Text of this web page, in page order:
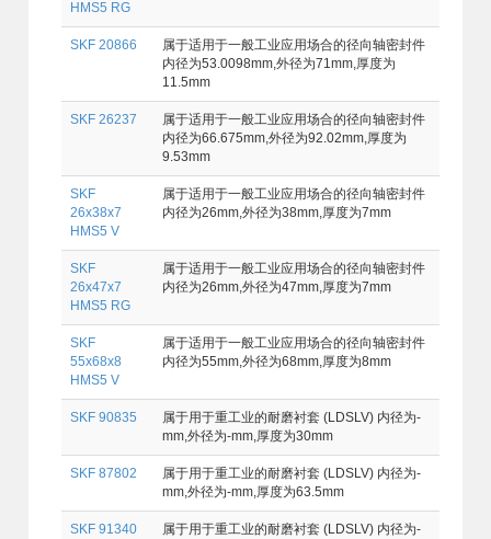
HMS5 RG
SKF 20866
属于适用于一般工业应用场合的径向轴密封件
内径为53.0098mm,外径为71mm,厚度为
11.5mm
SKF 26237
属于适用于一般工业应用场合的径向轴密封件
内径为66.675mm,外径为92.02mm,厚度为
9.53mm
SKF
26x38x7
HMS5 V
属于适用于一般工业应用场合的径向轴密封件
内径为26mm,外径为38mm,厚度为7mm
SKF
26x47x7
HMS5 RG
属于适用于一般工业应用场合的径向轴密封件
内径为26mm,外径为47mm,厚度为7mm
SKF
55x68x8
HMS5 V
属于适用于一般工业应用场合的径向轴密封件
内径为55mm,外径为68mm,厚度为8mm
SKF 90835
属于用于重工业的耐磨衬套 (LDSLV) 内径为-
mm,外径为-mm,厚度为30mm
SKF 87802
属于用于重工业的耐磨衬套 (LDSLV) 内径为-
mm,外径为-mm,厚度为63.5mm
SKF 91340
属于用于重工业的耐磨衬套 (LDSLV) 内径为-